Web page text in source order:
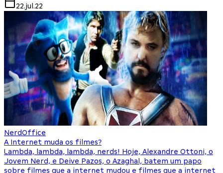
22.jul.22
NerdOffice
A Internet muda os filmes?
Lambda, lambda, lambda, nerds! Hoje, Alexandre Ottoni, o
Jovem Nerd, e Deive Pazos, o Azaghal, batem um papo
sobre filmes que a internet mudou e filmes que a internet